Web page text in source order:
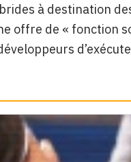
à destination
offre de « fonction